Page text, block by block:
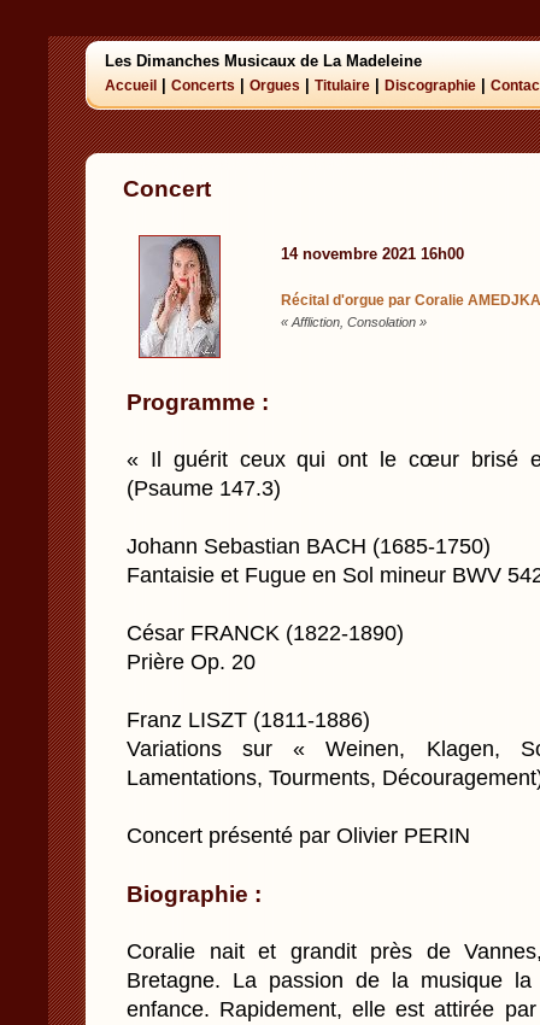
Les Dimanches Musicaux de La Madeleine
Accueil Concerts Orgues Titulaire Discographie
Concert
14 novembre 2021 16h00
Récital d'orgue par Coralie
« Affliction, Consolation »
Programme :
« Il guérit ceux qui ont le cœur brisé
(Psaume 147.3)
Johann Sebastian BACH (1685-1750)
Fantaisie et Fugue en Sol mineur BWV
César FRANCK (1822-1890)
Prière Op. 20
Franz LISZT (1811-1886)
Variations sur « Weinen, Klagen,
Lamentations, Tourments,
Concert présenté par Olivier PERIN
Biographie :
Coralie nait et grandit près de
Bretagne. La passion de la musique
enfance. Rapidement, elle est attirée